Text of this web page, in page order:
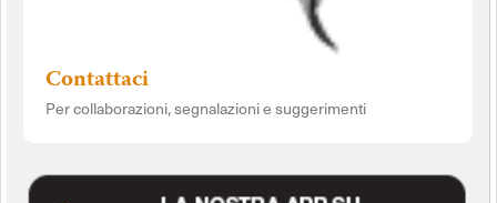
Contattaci
Per collaborazioni, segnalazioni e suggerimenti